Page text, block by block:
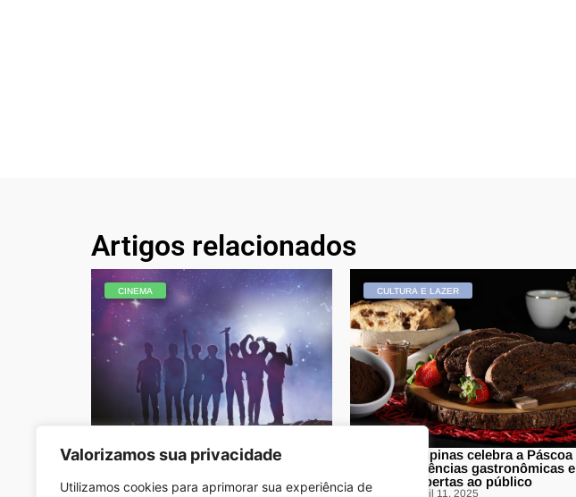
Valorizamos sua privacidade
Utilizamos cookies para aprimorar sua experiência de
Artigos relacionados
CINEMA
Documentário da banda de K-pop
BTS chega à Cinemark em 29 de
outubro
Redação - Outubro 14, 2020
CULTURA E LAZER
Senac Campinas celebra a Páscoa
com experiências gastronômicas e
culturais abertas ao público
Redação - Abril 11, 2025